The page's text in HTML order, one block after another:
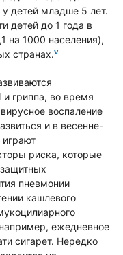
у детей младше 5 лет.
детей до 1 года в
на 1000 населения),
странах.v
гриппа, во время
воспаление
и в весенне-
риска, которые
пневмонии
кашлевого
ежедневное
сигарет. Нередко